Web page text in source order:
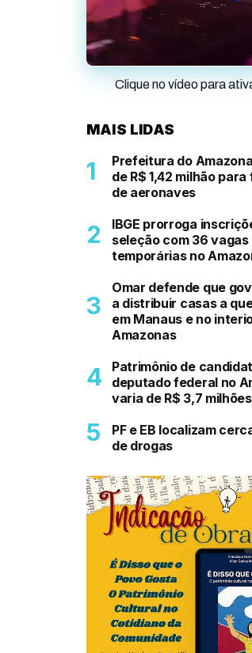
Clique no vídeo para
MAIS LIDAS
Prefeitura do
de R$ 1,42 milhão
de aeronaves
IBGE prorroga
seleção com 36 vagas
temporárias no
Omar defende que
a distribuir casas a
em Manaus e no
Amazonas
Patrimônio de
deputado federal no
varia de R$ 3,7
PF e EB localizam
de drogas